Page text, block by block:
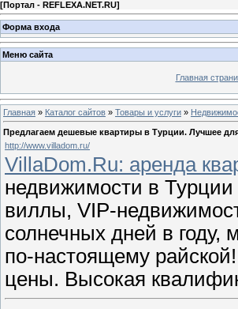
[Портал - REFLEXA.NET.RU]
Форма входа
Меню сайта
Главная
Главная » Каталог сайтов » Товары и услуги »
Предлагаем дешевые квартиры в Турции. Лучшее
http://www.villadom.ru/
VillaDom.Ru: аренда
недвижимости в
виллы, VIP-
солнечных дней в
по-настоящему
цены. Высокая